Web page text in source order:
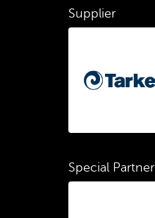
Supplier
Special Partner